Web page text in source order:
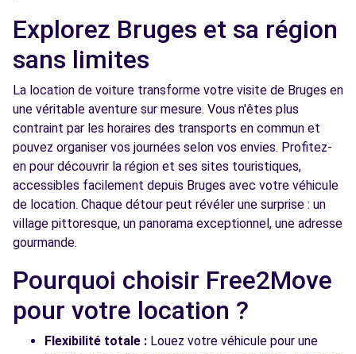
MERIGNAC, 33700
Voir l'agence
Free2move Rent - Green Valet - Bordeaux
Saint Jean
7.3
km
Rue Charles Domercq
Bordeaux, FR-60, 33800
Voir l'agence
- BORDEAUX (C)
24 QUAI DE LA SOUYS
BORDEAUX, 33100
Voir l'agence
Explorez Bruges et sa région
sans limites
La location de voiture transforme votre visite de Bruges en
une véritable aventure sur mesure. Vous n'êtes plus
contraint par les horaires des transports en commun et
pouvez organiser vos journées selon vos envies. Profitez-
en pour découvrir la région et ses sites touristiques,
accessibles facilement depuis Bruges avec votre véhicule
de location. Chaque détour peut révéler une surprise : un
village pittoresque, un panorama exceptionnel, une adresse
gourmande.
Pourquoi choisir Free2Move
pour votre location ?
Flexibilité totale : Louez votre véhicule pour une